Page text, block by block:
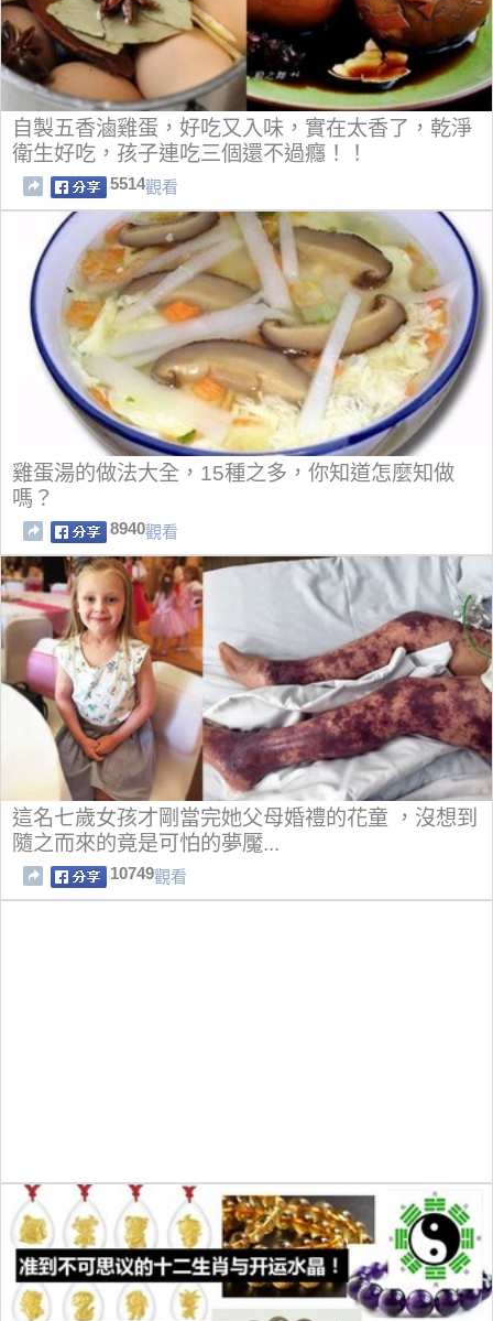
自製五香滷雞蛋，好吃又入味，實在太香了，乾淨
衛生好吃，孩子連吃三個還不過癮！！
5514觀看
雞蛋湯的做法大全，15種之多，你知道怎麼知做
嗎？
8940觀看
這名七歲女孩才剛當完她父母婚禮的花童 ，沒想到
隨之而來的竟是可怕的夢魘...
10749觀看